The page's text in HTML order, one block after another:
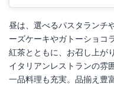
昼は、選べるパスタランチ
ーズケーキやガトーショコ
紅茶とともに、お召し上が
イタリアンレストランの雰
一品料理も充実。品揃え豊